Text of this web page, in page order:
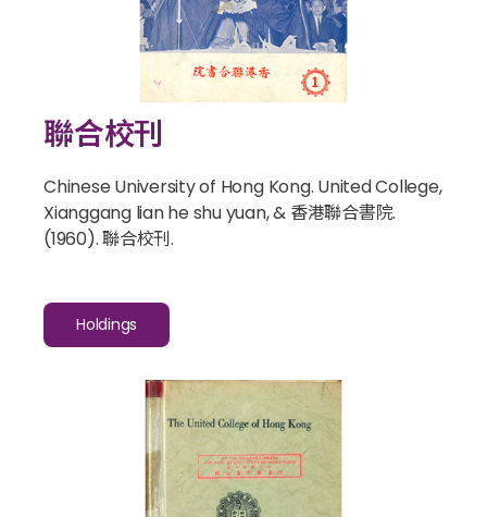
聯合校刊
Chinese University of Hong Kong. United College,
Xianggang lian he shu yuan, & 香港聯合書院.
(1960).聯合校刊.
Holdings